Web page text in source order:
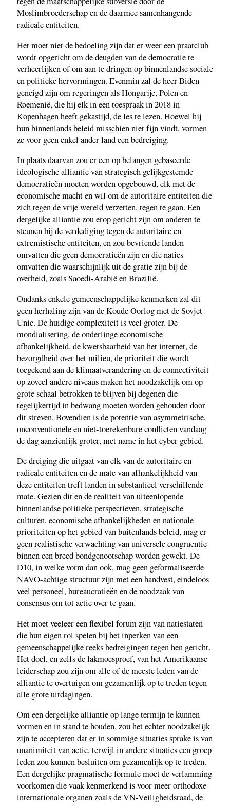
Moslimbroederschap en de daarmee samenhangende
radicale entiteiten.
Het moet niet de bedoeling zijn dat er weer een praatclub
wordt opgericht om de deugden van de democratie te
verheerlijken of om aan te dringen op binnenlandse sociale
en politieke hervormingen. Evenmin zal de heer Biden
geneigd zijn om regeringen als Hongarije, Polen en
Roemenië, die hij elk in een toespraak in 2018 in
Kopenhagen heeft gekastijd, de les te lezen. Hoewel hij
hun binnenlands beleid misschien niet fijn vindt, vormen
ze voor geen enkel ander land een bedreiging.
In plaats daarvan zou er een op belangen gebaseerde
ideologische alliantie van strategisch gelijkgestemde
democratieën moeten worden opgebouwd, elk met de
economische macht en wil om de autoritaire entiteiten die
zich tegen de vrije wereld verzetten, tegen te gaan. Een
dergelijke alliantie zou erop gericht zijn om anderen te
steunen bij de verdediging tegen de autoritaire en
extremistische entiteiten, en zou bevriende landen
omvatten die geen democratieën zijn en die naties
omvatten die waarschijnlijk uit de gratie zijn bij de
overheid, zoals Saoedi-Arabië en Brazilië.
Ondanks enkele gemeenschappelijke kenmerken zal dit
geen herhaling zijn van de Koude Oorlog met de Sovjet-
Unie. De huidige complexiteit is veel groter. De
mondialisering, de onderlinge economische
afhankelijkheid, de kwetsbaarheid van het internet, de
bezorgdheid over het milieu, de prioriteit die wordt
toegekend aan de klimaatverandering en de connectiviteit
op zoveel andere niveaus maken het noodzakelijk om op
grote schaal betrokken te blijven bij degenen die
tegelijkertijd in bedwang moeten worden gehouden door
dit streven. Bovendien is de potentie van asymmetrische,
onconventionele en niet-toerekenbare conflicten vandaag
de dag aanzienlijk groter, met name in het cyber gebied.
De dreiging die uitgaat van elk van de autoritaire en
radicale entiteiten en de mate van afhankelijkheid van
deze entiteiten treft landen in substantieel verschillende
mate. Gezien dit en de realiteit van uiteenlopende
binnenlandse politieke perspectieven, strategische
culturen, economische afhankelijkheden en nationale
prioriteiten op het gebied van buitenlands beleid, mag er
geen realistische verwachting van universele congruentie
binnen een breed bondgenootschap worden gewekt. De
D10, in welke vorm dan ook, mag geen geformaliseerde
NAVO-achtige structuur zijn met een handvest, eindeloos
veel personeel, bureaucratieën en de noodzaak van
consensus om tot actie over te gaan.
Het moet veeleer een flexibel forum zijn van natiestaten
die hun eigen rol spelen bij het inperken van een
gemeenschappelijke reeks bedreigingen tegen hen gericht.
Het doel, en zelfs de lakmoesproef, van het Amerikaanse
leiderschap zou zijn om alle of de meeste leden van de
alliantie te overtuigen om gezamenlijk op te treden tegen
alle grote uitdagingen.
Om een dergelijke alliantie op lange termijn te kunnen
vormen en in stand te houden, zou het echter noodzakelijk
zijn te accepteren dat er in sommige situaties sprake is van
unanimiteit van actie, terwijl in andere situaties een groep
leden zou kunnen besluiten om gezamenlijk op te treden.
Een dergelijke pragmatische formule moet de verlamming
voorkomen die vaak kenmerkend is voor meer orthodoxe
internationale organen zoals de VN-Veiligheidsraad, de